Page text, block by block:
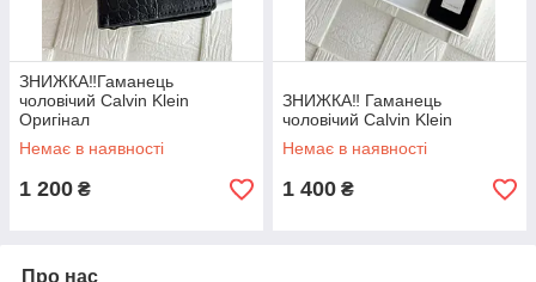
ЗНИЖКА‼️Гаманець
чоловічий Calvin Klein
Оригінал
Немає в наявності
1 200 ₴
ЗНИЖКА‼️ Гаманець
чоловічий Calvin Klein
Немає в наявності
1 400 ₴
Про нас